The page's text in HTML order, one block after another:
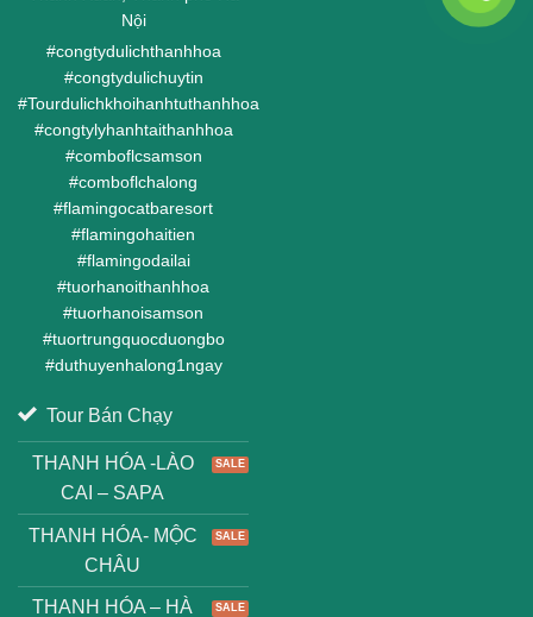
Nội
#congtydulichthanhhoa
#congtydulichuytin
#Tourdulichkhoihanhtuthanhhoa
#congtylyhanhtaithanhhoa
#comboflcsamson
#comboflchalong
#flamingocatbaresort
#flamingohaitien
#flamingodailai
#tuorhanoithanhhoa
#tuorhanoisamson
#tuortrungquocduongbo
#duthuyenhalong1ngay
Tour Bán Chạy
THANH HÓA -LÀO
CAI – SAPA
THANH HÓA- MỘC
CHÂU
THANH HÓA – HÀ